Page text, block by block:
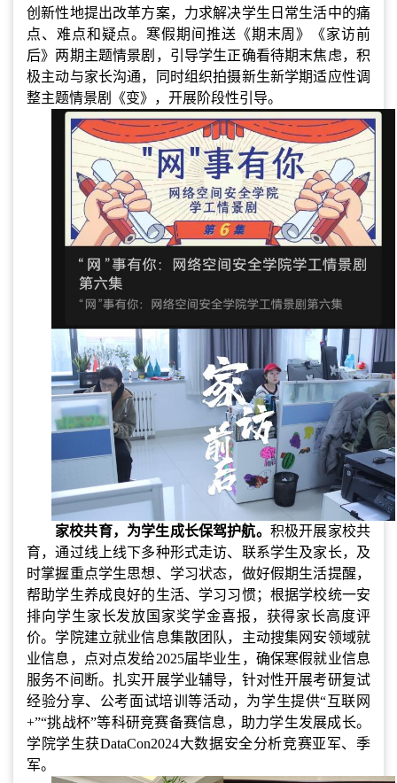
创新性地提出改革方案，力求解决学生日常生活中的痛
点、难点和疑点。寒假期间推送《期末周》《家访前
后》两期主题情景剧，引导学生正确看待期末焦虑，积
极主动与家长沟通，同时组织拍摄新生新学期适应性调
整主题情景剧《变》，开展阶段性引导。
家校共育，为学生成长保驾护航。 积极开展家校共
育，通过线上线下多种形式走访、联系学生及家长，及
时掌握重点学生思想、学习状态，做好假期生活提醒，
帮助学生养成良好的生活、学习习惯；根据学校统一安
排向学生家长发放国家奖学金喜报，获得家长高度评
价。学院建立就业信息集散团队，主动搜集网安领域就
业信息，点对点发给2025届毕业生，确保寒假就业信息
服务不间断。扎实开展学业辅导，针对性开展考研复试
经验分享、公考面试培训等活动，为学生提供“互联网
+”“挑战杯”等科研竞赛备赛信息，助力学生发展成长。
学院学生获DataCon2024大数据安全分析竞赛亚军、季
军。